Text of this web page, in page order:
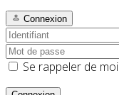
Connexion
Se rappeler de moi